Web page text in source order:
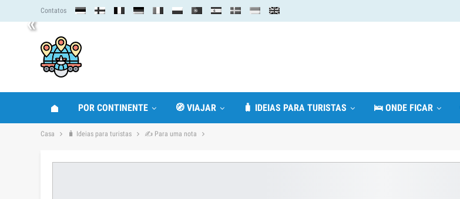
« Contatos
POR CONTINENTE 🧭 VIAJAR 🧳 IDEIAS PARA TURISTAS 🛌 ONDE FICAR
Casa 🧳 Ideias para turistas ✍ Para uma nota